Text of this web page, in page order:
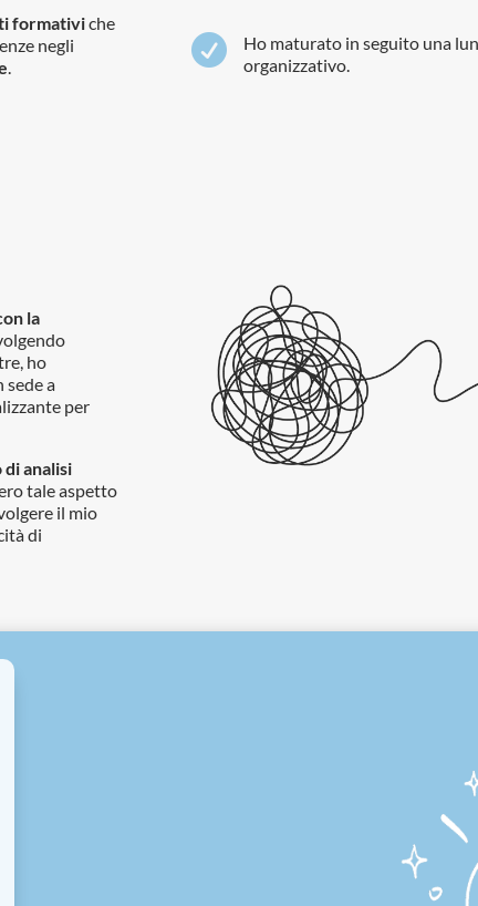
formativiche
negli
. 
Ho maturato in seguito una
organizzativo.
la
ho
sede a
per
di analisi
tale aspetto
il mio
di